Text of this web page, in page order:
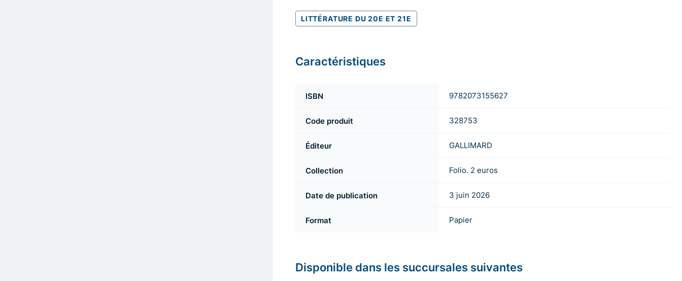
LITTÉRATURE DU 20E ET 21E
Caractéristiques
ISBN 9782073155627
Code produit 328753
Éditeur GALLIMARD
Collection Folio. 2 euros
Date de publication 3 juin 2026
Format Papier
Disponible dans les succursales suivantes